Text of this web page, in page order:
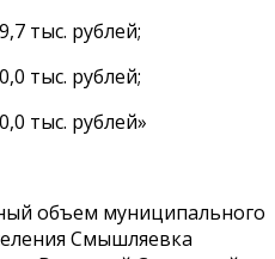
тыс. рублей;
тыс. рублей;
тыс. рублей»
объем муниципального
Смышляевка